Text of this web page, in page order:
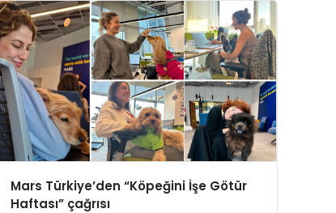
Mars Türkiye’den “Köpeğini İşe Götür
Haftası” çağrısı